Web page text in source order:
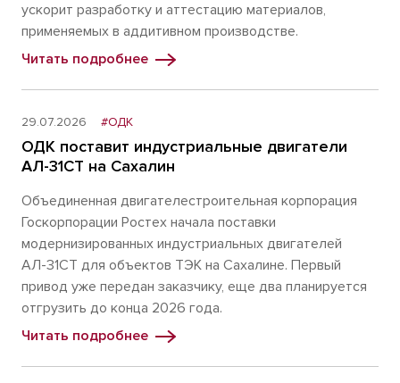
ускорит разработку и аттестацию материалов,
применяемых в аддитивном производстве.
Читать подробнее
29.07.2026 #ОДК
ОДК поставит индустриальные двигатели
АЛ-31СТ на Сахалин
Объединенная двигателестроительная корпорация
Госкорпорации Ростех начала поставки
модернизированных индустриальных двигателей
АЛ-31СТ для объектов ТЭК на Сахалине. Первый
привод уже передан заказчику, еще два планируется
отгрузить до конца 2026 года.
Читать подробнее